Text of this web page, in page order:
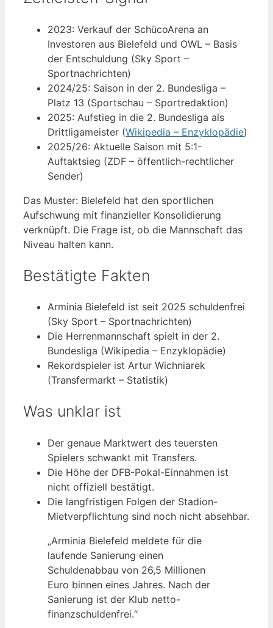
2023: Verkauf der SchücoArena an
Investoren aus Bielefeld und OWL – Basis
der Entschuldung (Sky Sport –
Sportnachrichten)
2024/25: Saison in der 2. Bundesliga –
Platz 13 (Sportschau – Sportredaktion)
2025: Aufstieg in die 2. Bundesliga als
Drittligameister (Wikipedia – Enzyklopädie)
2025/26: Aktuelle Saison mit 5:1-
Auftaktsieg (ZDF – öffentlich-rechtlicher
Sender)
Das Muster: Bielefeld hat den sportlichen
Aufschwung mit finanzieller Konsolidierung
verknüpft. Die Frage ist, ob die Mannschaft das
Niveau halten kann.
Bestätigte Fakten
Arminia Bielefeld ist seit 2025 schuldenfrei
(Sky Sport – Sportnachrichten)
Die Herrenmannschaft spielt in der 2.
Bundesliga (Wikipedia – Enzyklopädie)
Rekordspieler ist Artur Wichniarek
(Transfermarkt – Statistik)
Was unklar ist
Der genaue Marktwert des teuersten
Spielers schwankt mit Transfers.
Die Höhe der DFB-Pokal-Einnahmen ist
nicht offiziell bestätigt.
Die langfristigen Folgen der Stadion-
Mietverpflichtung sind noch nicht absehbar.
„Arminia Bielefeld meldete für die
laufende Sanierung einen
Schuldenabbau von 26,5 Millionen
Euro binnen eines Jahres. Nach der
Sanierung ist der Klub netto-
finanzschuldenfrei.“